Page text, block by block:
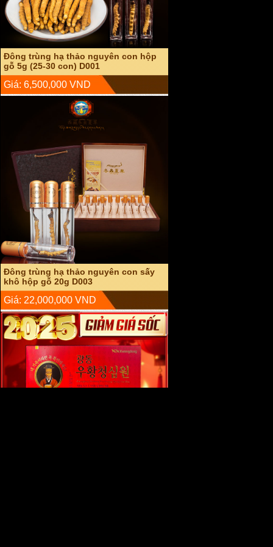
Đông trùng hạ thảo nguyên con sấy
khô hộp gỗ 20g D003
Giá: 22,000,000 VND
An cung ngưu hoàng hoàn hàn quốc
hộp đỏ (Vũ hoàng thanh tâm) A004